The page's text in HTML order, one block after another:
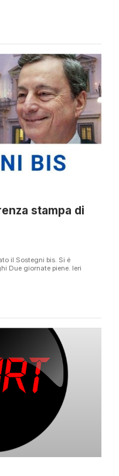
stampa di
il Sostegni bis. Si é
Due giornate piene. Ieri